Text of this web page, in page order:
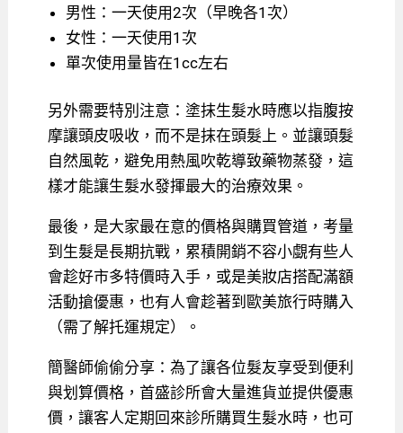
男性：一天使用2次（早晚各1次）
女性：一天使用1次
單次使用量皆在1cc左右
另外需要特別注意：塗抹生髮水時應以指腹按
摩讓頭皮吸收，而不是抹在頭髮上。並讓頭髮
自然風乾，避免用熱風吹乾導致藥物蒸發，這
樣才能讓生髮水發揮最大的治療效果。
最後，是大家最在意的價格與購買管道，考量
到生髮是長期抗戰，累積開銷不容小覷有些人
會趁好市多特價時入手，或是美妝店搭配滿額
活動搶優惠，也有人會趁著到歐美旅行時購入
（需了解托運規定）。
簡醫師偷偷分享：為了讓各位髮友享受到便利
與划算價格，首盛診所會大量進貨並提供優惠
價，讓客人定期回來診所購買生髮水時，也可